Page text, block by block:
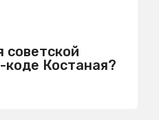
советской
коде Костаная?